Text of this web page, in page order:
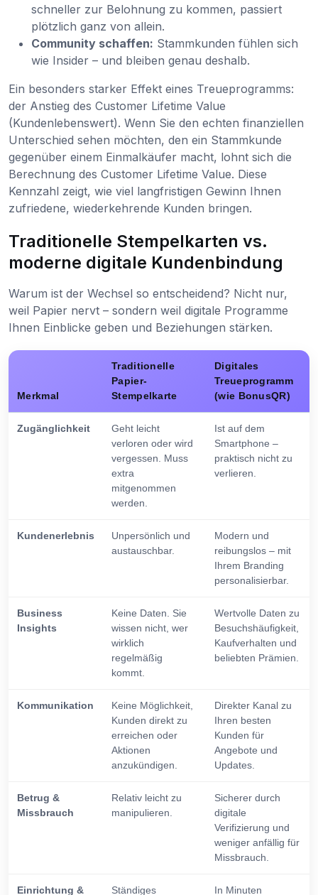
schneller zur Belohnung zu kommen, passiert
plötzlich ganz von allein.
Community schaffen: Stammkunden fühlen sich
wie Insider – und bleiben genau deshalb.
Ein besonders starker Effekt eines Treueprogramms:
der Anstieg des Customer Lifetime Value
(Kundenlebenswert). Wenn Sie den echten finanziellen
Unterschied sehen möchten, den ein Stammkunde
gegenüber einem Einmalkäufer macht, lohnt sich die
Berechnung des Customer Lifetime Value. Diese
Kennzahl zeigt, wie viel langfristigen Gewinn Ihnen
zufriedene, wiederkehrende Kunden bringen.
Traditionelle Stempelkarten vs.
moderne digitale Kundenbindung
Warum ist der Wechsel so entscheidend? Nicht nur,
weil Papier nervt – sondern weil digitale Programme
Ihnen Einblicke geben und Beziehungen stärken.
Merkmal
Traditionelle
Papier-
Stempelkarte
Digitales
Treueprogramm
(wie BonusQR)
Zugänglichkeit
Geht leicht
verloren oder wird
vergessen. Muss
extra
mitgenommen
werden.
Ist auf dem
Smartphone –
praktisch nicht zu
verlieren.
Kundenerlebnis
Unpersönlich und
austauschbar.
Modern und
reibungslos – mit
Ihrem Branding
personalisierbar.
Business
Insights
Keine Daten. Sie
wissen nicht, wer
wirklich
regelmäßig
kommt.
Wertvolle Daten zu
Besuchshäufigkeit,
Kaufverhalten und
beliebten Prämien.
Kommunikation
Keine Möglichkeit,
Kunden direkt zu
erreichen oder
Aktionen
anzukündigen.
Direkter Kanal zu
Ihren besten
Kunden für
Angebote und
Updates.
Betrug &
Missbrauch
Relativ leicht zu
manipulieren.
Sicherer durch
digitale
Verifizierung und
weniger anfällig für
Missbrauch.
Einrichtung & Ständiges In Minuten